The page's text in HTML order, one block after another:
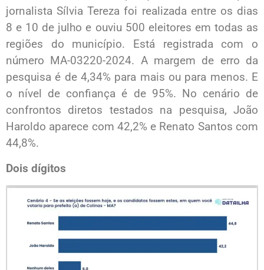
jornalista Sílvia Tereza foi realizada entre os dias
8 e 10 de julho e ouviu 500 eleitores em todas as
regiões do município. Está registrada com o
número MA-03220-2024. A margem de erro da
pesquisa é de 4,34% para mais ou para menos. E
o nível de confiança é de 95%. No cenário de
confrontos diretos testados na pesquisa, João
Haroldo aparece com 42,2% e Renato Santos com
44,8%.
Dois dígitos